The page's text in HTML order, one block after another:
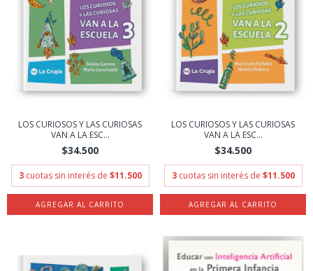
LOS CURIOSOS Y LAS CURIOSAS
VAN A LA ESC...
$34.500
3 cuotas sin interés de $11.500
LOS CURIOSOS Y LAS CURIOSAS
VAN A LA ESC...
$34.500
3 cuotas sin interés de $11.500